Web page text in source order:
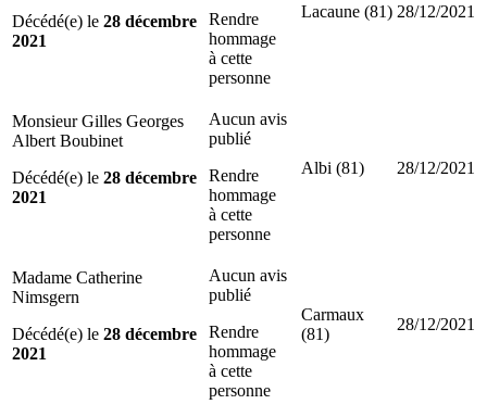
Décédé(e) le 28 décembre
2021
Rendre
hommage
à cette
personne
Lacaune (81) 28/12/2021
Monsieur Gilles Georges
Albert Boubinet
Décédé(e) le 28 décembre
2021
Aucun avis
publié
Rendre
hommage
à cette
personne
Albi (81) 28/12/2021
Madame Catherine
Nimsgern
Décédé(e) le 28 décembre
2021
Aucun avis
publié
Rendre
hommage
à cette
personne
Carmaux
(81)
28/12/2021